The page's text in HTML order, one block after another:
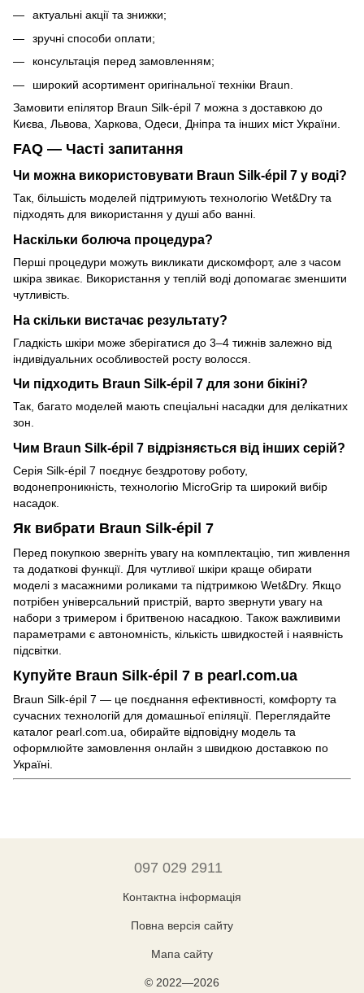
актуальні акції та знижки;
зручні способи оплати;
консультація перед замовленням;
широкий асортимент оригінальної техніки Braun.
Замовити епілятор Braun Silk-épil 7 можна з доставкою до
Києва, Львова, Харкова, Одеси, Дніпра та інших міст України.
FAQ — Часті запитання
Чи можна використовувати Braun Silk-épil 7 у воді?
Так, більшість моделей підтримують технологію Wet&Dry та
підходять для використання у душі або ванні.
Наскільки болюча процедура?
Перші процедури можуть викликати дискомфорт, але з часом
шкіра звикає. Використання у теплій воді допомагає зменшити
чутливість.
На скільки вистачає результату?
Гладкість шкіри може зберігатися до 3–4 тижнів залежно від
індивідуальних особливостей росту волосся.
Чи підходить Braun Silk-épil 7 для зони бікіні?
Так, багато моделей мають спеціальні насадки для делікатних
зон.
Чим Braun Silk-épil 7 відрізняється від інших серій?
Серія Silk-épil 7 поєднує бездротову роботу,
водонепроникність, технологію MicroGrip та широкий вибір
насадок.
Як вибрати Braun Silk-épil 7
Перед покупкою зверніть увагу на комплектацію, тип живлення
та додаткові функції. Для чутливої шкіри краще обирати
моделі з масажними роликами та підтримкою Wet&Dry. Якщо
потрібен універсальний пристрій, варто звернути увагу на
набори з тримером і бритвеною насадкою. Також важливими
параметрами є автономність, кількість швидкостей і наявність
підсвітки.
Купуйте Braun Silk-épil 7 в pearl.com.ua
Braun Silk-épil 7 — це поєднання ефективності, комфорту та
сучасних технологій для домашньої епіляції. Переглядайте
каталог pearl.com.ua, обирайте відповідну модель та
оформлюйте замовлення онлайн з швидкою доставкою по
Україні.
097 029 2911
Контактна інформація
Повна версія сайту
Мапа сайту
© 2022—2026